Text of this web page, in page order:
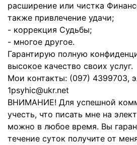
расширение или чистка
также привлечение удачи;
- коррекция Судьбы;
- многое другое.
Гарантирую полную
высокое качество своих услуг.
Мои контакты: (097) 4399703,
1psyhic@ukr.net
ВНИМАНИЕ! Для успешной
учесть, что писать мне на
можно в любое время. Вы
течение суток получите от